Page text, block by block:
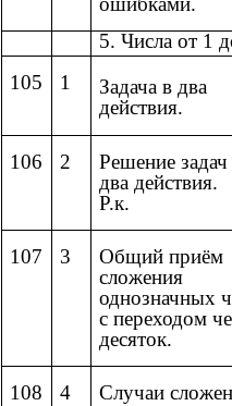
5. Числа от 1
105
1
Задача в два
действия.
106 2
Решение задач
два действия.
Р.к.
107 3
Общий приём
сложения
однозначных
с переходом
десяток.
108 4
Случаи